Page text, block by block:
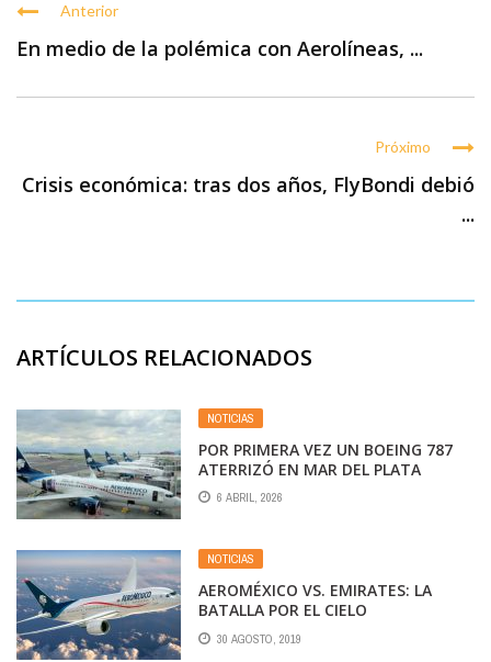
Anterior
En medio de la polémica con Aerolíneas, ...
Próximo
Crisis económica: tras dos años, FlyBondi debió
...
ARTÍCULOS RELACIONADOS
NOTICIAS
POR PRIMERA VEZ UN BOEING 787
ATERRIZÓ EN MAR DEL PLATA
6 ABRIL, 2026
NOTICIAS
AEROMÉXICO VS. EMIRATES: LA
BATALLA POR EL CIELO
30 AGOSTO, 2019